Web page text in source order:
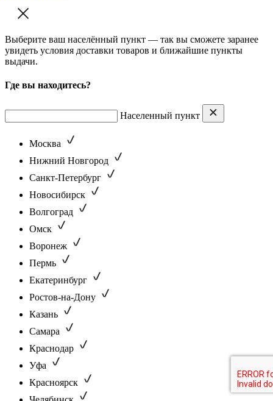
Выберите ваш населённый пункт — так вы сможете заранее
увидеть условия доставки товаров и ближайшие пункты
выдачи.
Где вы находитесь?
Населенный пункт
Москва
Нижний Новгород
Санкт-Петербург
Новосибирск
Волгоград
Омск
Воронеж
Пермь
Екатеринбург
Ростов-на-Дону
Казань
Самара
Краснодар
Уфа
Красноярск